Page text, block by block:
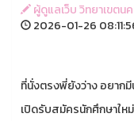
ผู้ดูแลเว็บ วิทยาเขตน
2026-01-26
ที่นั่งตรงพี่ยังว่าง อยากมี
เปิดรับสมัครนักศึกษาใหม่